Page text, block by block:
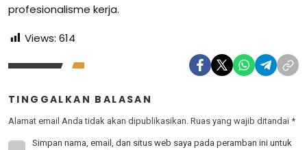
profesionalisme kerja.
Views: 614
TINGGALKAN BALASAN
Alamat email Anda tidak akan dipublikasikan. Ruas yang wajib ditandai *
Simpan nama, email, dan situs web saya pada peramban ini untuk